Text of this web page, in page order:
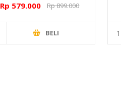
Rp 579.000 Rp 899.000
BELI